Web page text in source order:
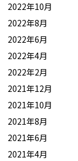
2022年10月
2022年8月
2022年6月
2022年4月
2022年2月
2021年12月
2021年10月
2021年8月
2021年6月
2021年4月